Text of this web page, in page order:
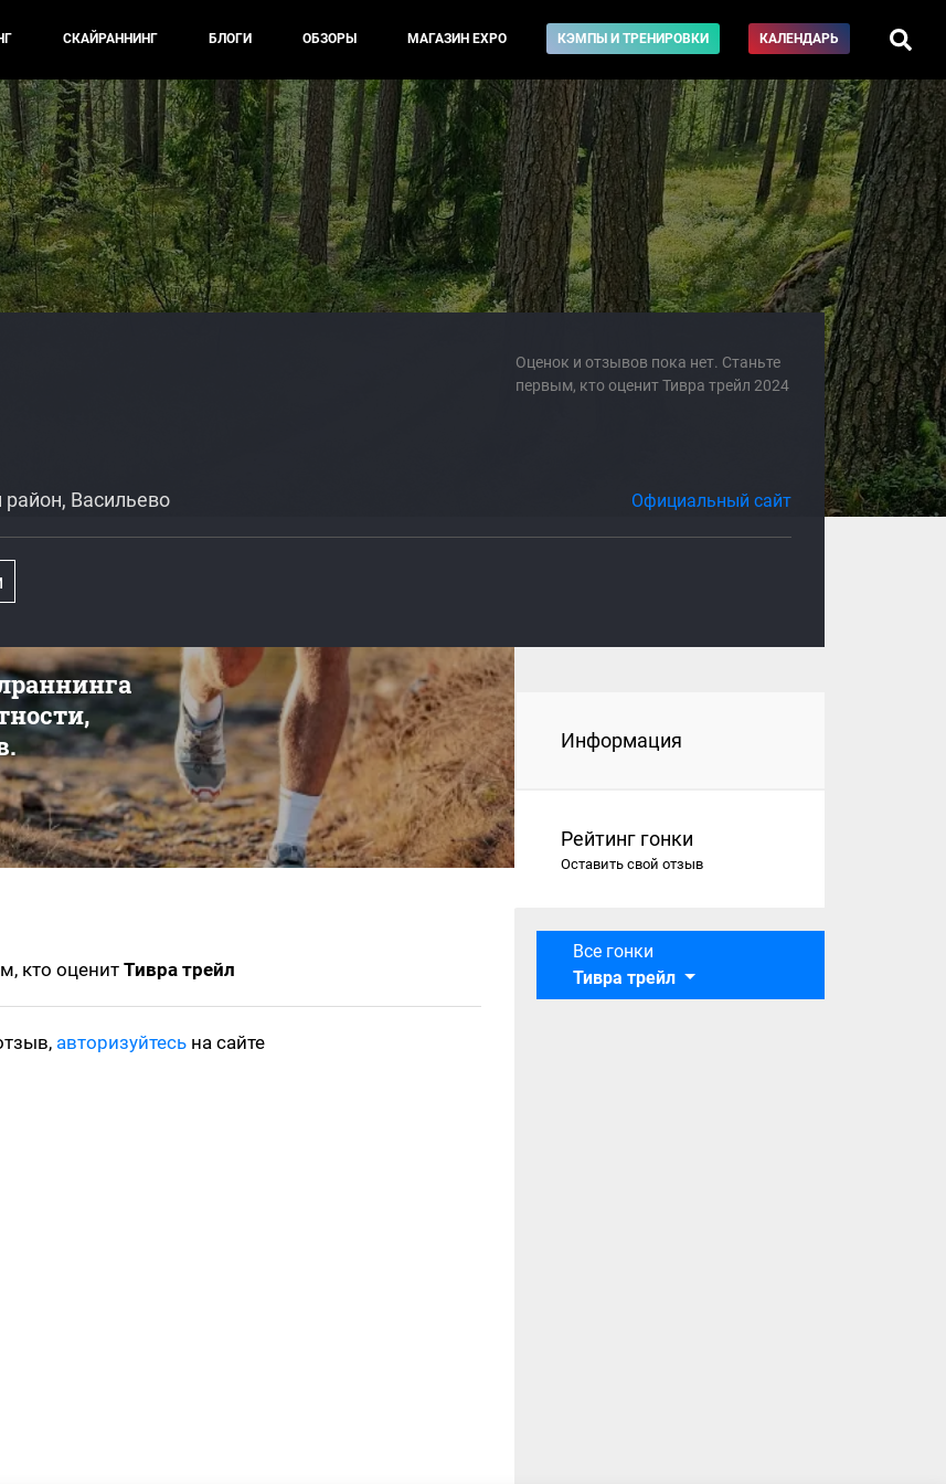
СКАЙРАННИНГ БЛОГИ ОБЗОРЫ МАГАЗИН EXPO КЭМПЫ И ТРЕНИРОВКИ КАЛЕНДАРЬ
Оценок и отзывов пока нет. Станьте
первым, кто оценит Тивра трейл 2024
район, Васильево Официальный сайт
кто оценит Тивра трейл
авторизуйтесь на сайте
Информация
Рейтинг гонки
Оставить свой отзыв
Все гонки
Тивра трейл